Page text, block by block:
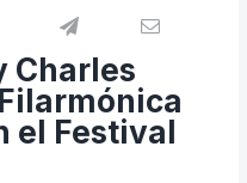
Charles
el Festival